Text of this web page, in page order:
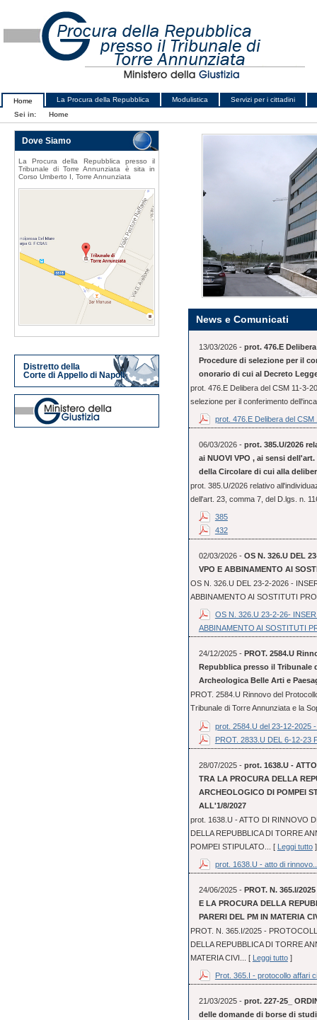
Home La Procura della Repubblica Modulistica
Servizi per i cittadini
Sei in:
Home
News e Comunicati
13/03/2026 - prot. 476.E
Procedure di selezione per il
onorario di cui al Decreto
prot. 476.E Delibera del CSM 11-3-
selezione per il conferimento
prot. 476.E Delibera del CSM
06/03/2026 - prot. 385.U/2026
ai NUOVI VPO , ai sensi
della Circolare di cui alla
prot. 385.U/2026 relativo
dell'art. 23, comma 7, del D.lgs. n.
385
432
02/03/2026 - OS N. 326.U DEL
VPO E ABBINAMENTO AI
OS N. 326.U DEL 23-2-2026 -
ABBINAMENTO AI SOSTITUTI
OS N. 326.U 23-2-26-
ABBINAMENTO AI SOSTITUTI
24/12/2025 - PROT. 2584.U
Repubblica presso il Tribunale
Archeologica Belle Arti e
PROT. 2584.U Rinnovo del
Tribunale di Torre Annunziata e la
prot. 2584.U del 23-12-2025
PROT. 2833.U DEL 6-12-23
28/07/2025 - prot. 1638.U -
TRA LA PROCURA DELLA
ARCHEOLOGICO DI POMPEI
ALL'1/8/2027
prot. 1638.U - ATTO DI RINNOVO
DELLA REPUBBLICA DI TORRE
POMPEI STIPULATO... [ Leggi tutto]
prot. 1638.U - atto di
24/06/2025 - PROT. N. 365.I/
E LA PROCURA DELLA
PARERI DEL PM IN MATERIA
PROT. N. 365.I/2025 -
DELLA REPUBBLICA DI TORRE
MATERIA CIVI... [ Leggi tutto]
Prot. 365.I - protocollo affari
21/03/2025 - prot. 227-25_
delle domande di borse di
Dove Siamo
La Procura della Repubblica presso il
Tribunale di Torre Annunziata è sita in
Corso Umberto I, Torre Annunziata
Distretto della
Corte di Appello di Napoli